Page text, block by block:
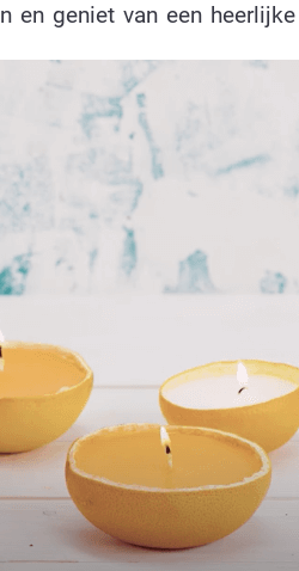
en geniet van een